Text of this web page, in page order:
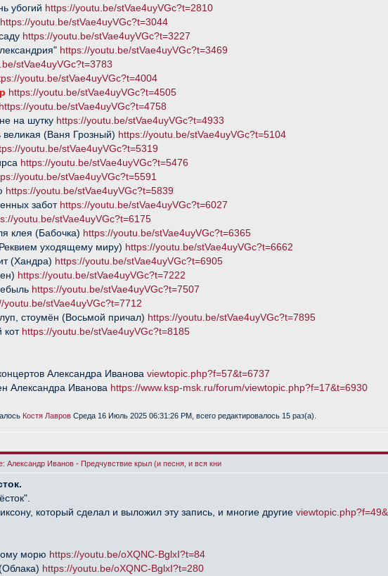
убогий https://youtu.be/stVae4uyVGc?t=2810
https://youtu.be/stVae4uyVGc?t=3044
https://youtu.be/stVae4uyVGc?t=3227
https://youtu.be/stVae4uyVGc?t=3469
stVae4uyVGc?t=3783
youtu.be/stVae4uyVGc?t=4004
https://youtu.be/stVae4uyVGc?t=4505
https://youtu.be/stVae4uyVGc?t=4758
на шутку https://youtu.be/stVae4uyVGc?t=4933
(Ваня Грозный) https://youtu.be/stVae4uyVGc?t=5104
youtu.be/stVae4uyVGc?t=5319
https://youtu.be/stVae4uyVGc?t=5476
youtu.be/stVae4uyVGc?t=5591
https://youtu.be/stVae4uyVGc?t=5839
забот https://youtu.be/stVae4uyVGc?t=6027
youtu.be/stVae4uyVGc?t=6175
клея (Бабочка) https://youtu.be/stVae4uyVGc?t=6365
уходящему миру) https://youtu.be/stVae4uyVGc?t=6662
(Хандра) https://youtu.be/stVae4uyVGc?t=6905
https://youtu.be/stVae4uyVGc?t=7222
https://youtu.be/stVae4uyVGc?t=7507
youtu.be/stVae4uyVGc?t=7712
стоумён (Восьмой причал) https://youtu.be/stVae4uyVGc?t=7895
кот https://youtu.be/stVae4uyVGc?t=8185
Александра Иванова viewtopic.php?f=57&t=6737
Александра Иванова https://www.ksp-msk.ru/forum/viewtopic.php?f=17&t=6930
Костя Лавров Среда 16 Июль 2025 06:31:26 PM, всего редактировалось 15 раз(а).
Александр Иванов - Предчувствие крыл (и песня, и вся кни
который сделал и выложил эту запись, и многие другие
морю https://youtu.be/oXQNC-BglxI?t=84
https://youtu.be/oXQNC-BglxI?t=280